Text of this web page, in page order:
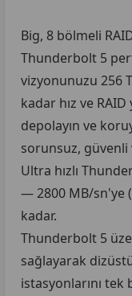
Big, 8 bölmeli
Thunderbolt 5
vizyonunuzu 256
kadar hız ve
depolayın ve
sorunsuz,
Ultra hızlı
— 2800 MB/sn'ye
kadar.
Thunderbolt 5
sağlayarak
istasyonlarını tek